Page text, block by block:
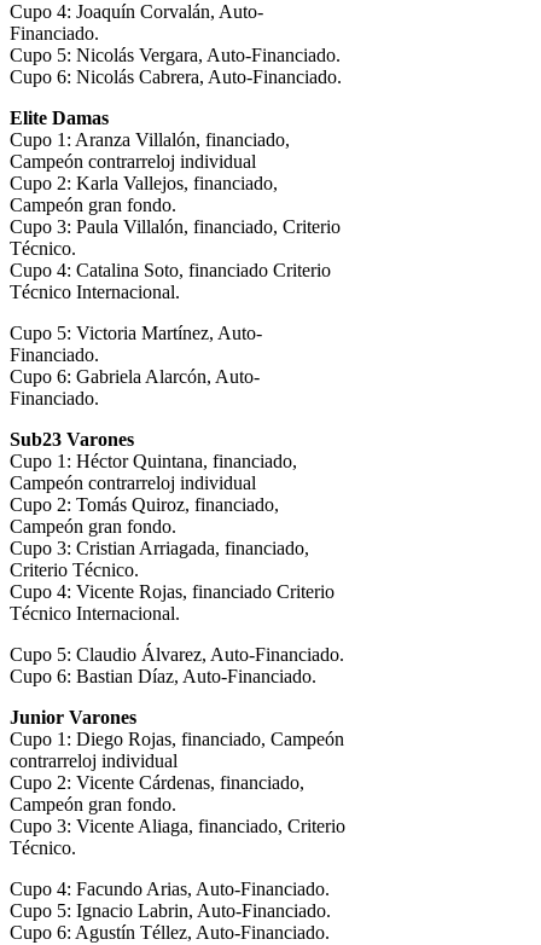
Cupo 4: Joaquín Corvalán, Auto-
Financiado.
Cupo 5: Nicolás Vergara, Auto-Financiado.
Cupo 6: Nicolás Cabrera, Auto-Financiado.
Elite Damas
Cupo 1: Aranza Villalón, financiado,
Campeón contrarreloj individual
Cupo 2: Karla Vallejos, financiado,
Campeón gran fondo.
Cupo 3: Paula Villalón, financiado, Criterio
Técnico.
Cupo 4: Catalina Soto, financiado Criterio
Técnico Internacional.
Cupo 5: Victoria Martínez, Auto-
Financiado.
Cupo 6: Gabriela Alarcón, Auto-
Financiado.
Sub23 Varones
Cupo 1: Héctor Quintana, financiado,
Campeón contrarreloj individual
Cupo 2: Tomás Quiroz, financiado,
Campeón gran fondo.
Cupo 3: Cristian Arriagada, financiado,
Criterio Técnico.
Cupo 4: Vicente Rojas, financiado Criterio
Técnico Internacional.
Cupo 5: Claudio Álvarez, Auto-Financiado.
Cupo 6: Bastian Díaz, Auto-Financiado.
Junior Varones
Cupo 1: Diego Rojas, financiado, Campeón
contrarreloj individual
Cupo 2: Vicente Cárdenas, financiado,
Campeón gran fondo.
Cupo 3: Vicente Aliaga, financiado, Criterio
Técnico.
Cupo 4: Facundo Arias, Auto-Financiado.
Cupo 5: Ignacio Labrin, Auto-Financiado.
Cupo 6: Agustín Téllez, Auto-Financiado.